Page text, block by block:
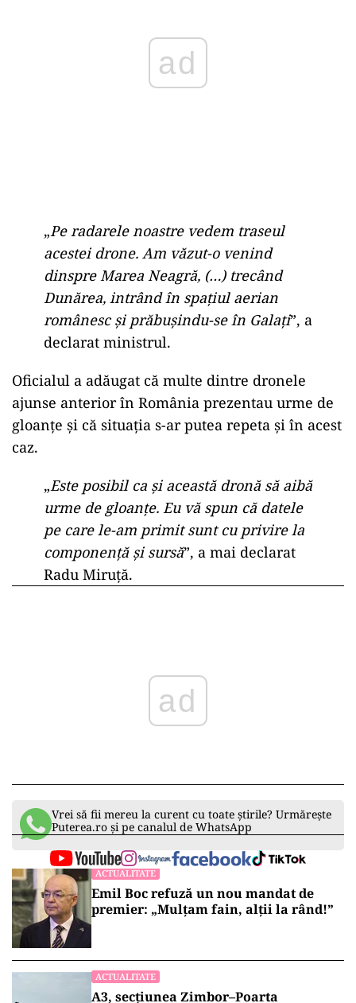
ad
„Pe radarele noastre vedem traseul
acestei drone. Am văzut-o venind
dinspre Marea Neagră, (…) trecând
Dunărea, intrând în spaţiul aerian
românesc şi prăbuşindu-se în Galaţi”, a
declarat ministrul.
Oficialul a adăugat că multe dintre dronele
ajunse anterior în România prezentau urme de
gloanțe și că situația s-ar putea repeta și în acest
caz.
„Este posibil ca și această dronă să aibă
urme de gloanțe. Eu vă spun că datele
pe care le-am primit sunt cu privire la
componență și sursă”, a mai declarat
Radu Miruță.
ad
Vrei să fii mereu la curent cu toate știrile? Urmărește
Puterea.ro și pe canalul de WhatsApp
ACTUALITATE
Emil Boc refuză un nou mandat de
premier: „Mulțam fain, alții la rând!”
ACTUALITATE
A3, secțiunea Zimbor–Poarta